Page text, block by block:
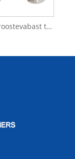
304 316 roostevabast terasest DIN 1587 M6 F594 DIN1587 Acorn kuuskantkupliga korkmutter